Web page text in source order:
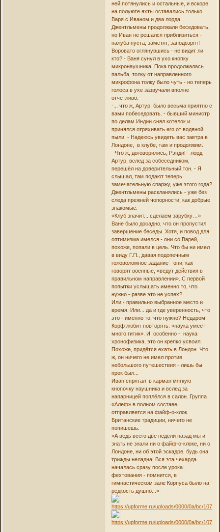
ней потянулись и остальные, и вскоре
на полуюте яхты оставались только
Варя с Иваном и два лорда.
Джентльмены продолжали беседовать,
но Иван не решался приблизиться -
палуба пуста, заметят, заподозрят!
Воровато оглянувшись - не видит ли
кто? - Ваня сунул в ухо кнопку
микронаушника. Пока продолжалась
пальба, толку от направленного
микрофона толку было чуть - но теперь
голоса в ухе зазвучали вполне
отчётливо.
-... что ж, Артур, было весьма приятно с
вами побеседовать. - бывший министр
по делам Индии снял котелок и
принялся отряхивать его от водяной
пыли. - Надеюсь увидеть вас завтра в
Лондоне, в клубе, там и продолжим.
- Что ж, договорились, Рэнди! - лорд
Артур, вслед за собеседником,
перешёл на доверительный тон. - Я
слышал, там подают теперь
замечательную спаржу, уже этого года?
Джентльмены раскланялись - уже без
следа прежней чопорности, как добрые
знакомые.
«Клуб значит... сделаем зарубку…»
Ване было досадно, что он пропустил
завершение беседы. Хотя, и повод для
оптимизма имелся - они со Варей,
похоже, попали в цель. Что бы ни имел
в виду Г.П., давая подопечным
головоломное задание - они, как
говорят военные, «ведут действия в
правильном направлении». С первой
попытки услышать именно то, что
нужно - разве это не успех?
Или - правильно выбранное место и
время. Или... да и где уверенность, что
это - именно то, что нужно? Недаром
Корф любит повторять: «наука умеет
много гитик». И особенно - наука
хронофизика, это он крепко усвоил.
Похоже, придётся ехать в Лондон. Что
ж, он ничего не имел против
небольшого путешествия - лишь бы
прок был...
Иван спрятал в карман мягкую
кнопочку наушника и вслед за
напарницей поплёлся в салон. Группа
«Алеф» в полном составе
отправляется на файф-о-клок.
Британские традиции, ничего не
попишешь.
«А ведь всего две недели назад мы и
знать не знали ни о файф-о-клоке, ни о
Лондоне, ни об этой эскадре, будь она
трижды неладна! Вся эта чехарда
началась сразу после урока
фехтования - помнится, в
гимнастическом зале Корпуса было на
редкость душно...»